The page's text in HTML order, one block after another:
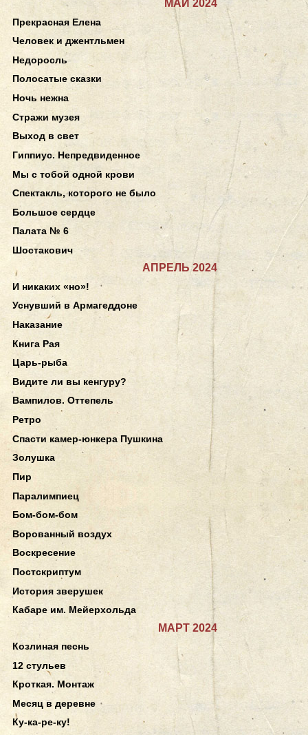
МАЙ 2024
Прекрасная Елена
Человек и джентльмен
Недоросль
Полосатые сказки
Ночь нежна
Стражи музея
Выход в свет
Гиппиус. Непредвиденное
Мы с тобой одной крови
Спектакль, которого не было
Большое сердце
Палата № 6
Шостакович
АПРЕЛЬ 2024
И никаких «но»!
Уснувший в Армагеддоне
Наказание
Книга Рая
Царь-рыба
Видите ли вы кенгуру?
Вампилов. Оттепель
Ретро
Спасти камер-юнкера Пушкина
Золушка
Пир
Паралимпиец
Бом-бом-бом
Ворованный воздух
Воскресение
Постскриптум
История зверушек
Кабаре им. Мейерхольда
МАРТ 2024
Козлиная песнь
12 стульев
Кроткая. Монтаж
Месяц в деревне
Ку-ка-ре-ку!